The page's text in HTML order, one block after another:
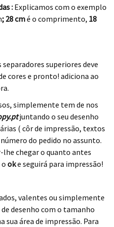
: Explicamos com o exemplo
; 28 cmé o comprimento, 18
separadores superiores deve
cores e pronto! adiciona ao
simplemente tem de nos
juntando o seu desenho
( côr de impressão, textos
do pedido no assunto.
chegar o quanto antes
oke seguirá para impressão!
valentes ou simplemente
desenho com o tamanho
sua área de impressão. Para